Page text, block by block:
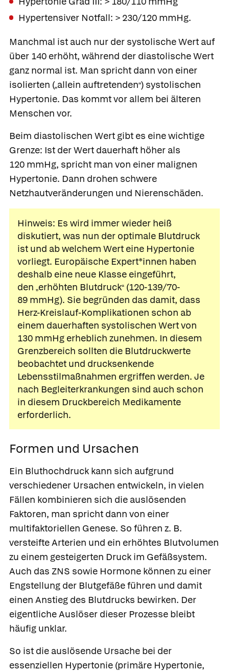
Hypertensiver Notfall: > 230/120 mmHg.
Manchmal ist auch nur der systolische Wert auf
über 140 erhöht, während der diastolische Wert
ganz normal ist. Man spricht dann von einer
isolierten („allein auftretenden“) systolischen
Hypertonie. Das kommt vor allem bei älteren
Menschen vor.
Beim diastolischen Wert gibt es eine wichtige
Grenze: Ist der Wert dauerhaft höher als
120 mmHg, spricht man von einer malignen
Hypertonie. Dann drohen schwere
Netzhautveränderungen und Nierenschäden.
Hinweis: Es wird immer wieder heiß
diskutiert, was nun der optimale Blutdruck
ist und ab welchem Wert eine Hypertonie
vorliegt. Europäische Expert*innen haben
deshalb eine neue Klasse eingeführt,
den „erhöhten Blutdruck“ (120-139/70-
89 mmHg). Sie begründen das damit, dass
Herz-Kreislauf-Komplikationen schon ab
einem dauerhaften systolischen Wert von
130 mmHg erheblich zunehmen. In diesem
Grenzbereich sollten die Blutdruckwerte
beobachtet und drucksenkende
Lebensstilmaßnahmen ergriffen werden. Je
nach Begleiterkrankungen sind auch schon
in diesem Druckbereich Medikamente
erforderlich.
Formen und Ursachen
Ein Bluthochdruck kann sich aufgrund
verschiedener Ursachen entwickeln, in vielen
Fällen kombinieren sich die auslösenden
Faktoren, man spricht dann von einer
multifaktoriellen Genese. So führen z. B.
versteifte Arterien und ein erhöhtes Blutvolumen
zu einem gesteigerten Druck im Gefäßsystem.
Auch das ZNS sowie Hormone können zu einer
Engstellung der Blutgefäße führen und damit
einen Anstieg des Blutdrucks bewirken. Der
eigentliche Auslöser dieser Prozesse bleibt
häufig unklar.
So ist die auslösende Ursache bei der
essenziellen Hypertonie (primäre Hypertonie,